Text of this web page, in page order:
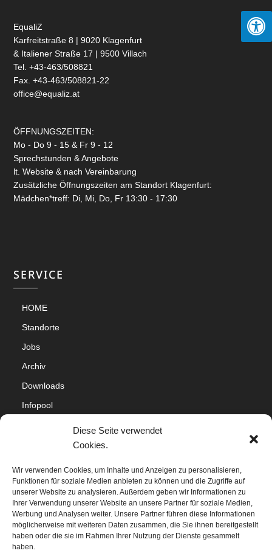
Diese Seite verwendet
Cookies.
Wir verwenden Cookies, um Inhalte und Anzeigen zu personalisieren,
Funktionen für soziale Medien anbieten zu können und die Zugriffe auf
unserer Website zu analysieren. Außerdem geben wir Informationen zu
Ihrer Verwendung unserer Website an unsere Partner für soziale Medien,
Werbung und Analysen weiter. Unsere Partner führen diese Informationen
möglicherweise mit weiteren Daten zusammen, die Sie ihnen bereitgestellt
haben oder die sie im Rahmen Ihrer Nutzung der Dienste gesammelt
haben.
EqualiZ
Karfreitstraße 8 | 9020 Klagenfurt
& Italiener Straße 17 | 9500 Villach
Tel. +43-463/508821
Fax. +43-463/508821-22
office@equaliz.at
ÖFFNUNGSZEITEN:
Mo - Do 9 - 15 & Fr 9 - 12
Sprechstunden & Angebote
lt. Website & nach Vereinbarung
Zusätzliche Öffnungszeiten am Standort Klagenfurt:
Mädchen*treff: Di, Mi, Do, Fr 13:30 - 17:30
SERVICE
HOME
Standorte
Jobs
Archiv
Downloads
Infopool
Sitemap